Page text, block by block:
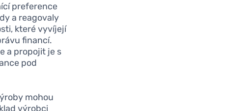
preference
a reagovaly
které vyvíjejí
financí.
a propojit je s
pod
mohou
výrobci